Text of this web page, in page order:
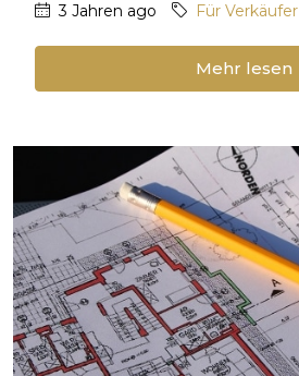
3 Jahren ago Für Verkäufer
Mehr lesen